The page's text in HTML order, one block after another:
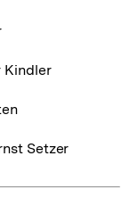
Kindler
Setzer